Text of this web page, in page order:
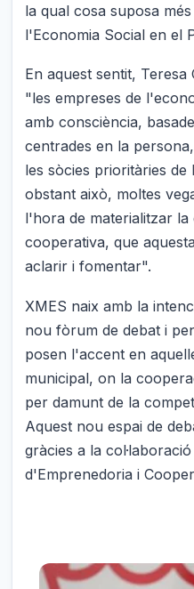
la qual cosa suposa
l'Economia Social en el
En aquest sentit,
"les empreses de
amb consciència,
centrades en la
les sòcies prioritàries
obstant això, moltes
l'hora de materialitzar la
cooperativa, que
aclarir i fomentar".
XMES naix amb la
nou fòrum de debat i
posen l'accent en
municipal, on la
per damunt de la
Aquest nou espai de
gràcies a la
d'Emprenedoria i